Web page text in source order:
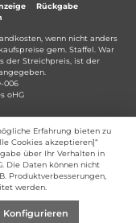
Rückgabe
, wenn nicht anders
gem. Staffel. War
der Streichpreis, ist der
006
oHG
Erfahrung bieten zu
Cookies akzeptieren]“
über Ihr Verhalten in
Die Daten können nicht
Produktverbesserungen,
werden.
Konfigurieren